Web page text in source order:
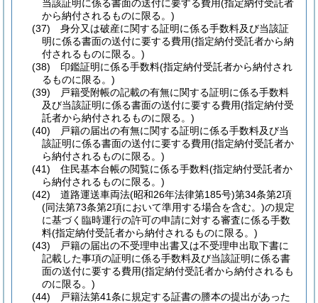
当該証明に係る書面の送付に要する費用(指定納付受託者
から納付されるものに限る。)
(37)
身分又は破産に関する証明に係る手数料及び当該証
明に係る書面の送付に要する費用(指定納付受託者から納
付されるものに限る。)
(38)
印鑑証明に係る手数料(指定納付受託者から納付され
るものに限る。)
(39)
戸籍受附帳の記載の有無に関する証明に係る手数料
及び当該証明に係る書面の送付に要する費用(指定納付受
託者から納付されるものに限る。)
(40)
戸籍の届出の有無に関する証明に係る手数料及び当
該証明に係る書面の送付に要する費用(指定納付受託者か
ら納付されるものに限る。)
(41)
住民基本台帳の閲覧に係る手数料(指定納付受託者か
ら納付されるものに限る。)
(42)
道路運送車両法(昭和26年法律第185号)第34条第2項
(同法第73条第2項において準用する場合を含む。)の規定
に基づく臨時運行の許可の申請に対する審査に係る手数
料(指定納付受託者から納付されるものに限る。)
(43)
戸籍の届出の不受理申出書又は不受理申出取下書に
記載した事項の証明に係る手数料及び当該証明に係る書
面の送付に要する費用(指定納付受託者から納付されるも
のに限る。)
(44)
戸籍法第41条に規定する証書の謄本の提出があった